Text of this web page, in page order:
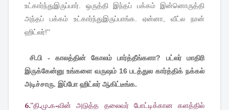
உட்கார்ந்துஇருப்பார்
ஒருத்தி இந்தப் பக்கம் இன்னொருத்தி
அந்தப்
பக்கம் உட்கார்ந்துஇருப்பாங்க ஏன்னா வீட்ல
நான்
ஹிட்லர்!''
சி.பி - காலத்தின் கோலம் பார்த்தீங்களா? பட்லர் மாதிரி
இருக்கேன்னு உங்களை வருஷம் 16 படத்துல கார்த்திக் நக்கல்
அடிச்சாரு. இப்போ ஹிட்லர் ஆகிட்டீங்க.
6.''தி.மு.க-வின் அடுத்த தலைவர் போட்டிக்கான
களத்தில்